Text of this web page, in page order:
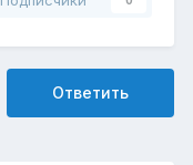
Ответить